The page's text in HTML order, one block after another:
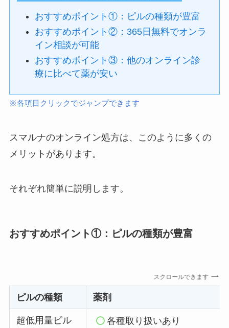
おすすめポイント①：ピルの種類が豊富
おすすめポイント②：365日無料でオンラ
イン相談が可能
おすすめポイント③：他のオンライン診
療に比べて薬が安い
※各項目クリックでジャンプできます
スマルナのオンライン処方は、このように多くの
メリットがあります。
それぞれ簡単に説明します。
おすすめポイント①：ピルの種類が豊富
スクロールできます
ピルの種類 薬剤
超低用量ピル 各種取り扱いあり